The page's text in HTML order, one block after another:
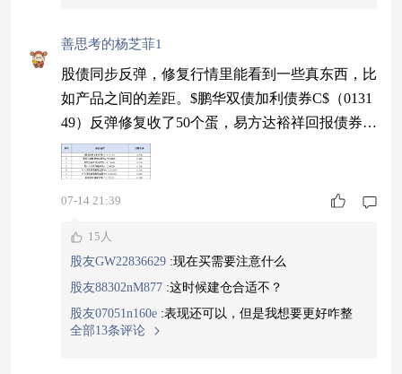
善思考的杨芝菲1
股债同步反弹，修复行情里能看到一些真东西，比
如产品之间的差距。$鹏华双债加利债券C$（0131
49）反弹修复收了50个蛋，易方达裕祥回报债券C
（017420）收了32个蛋，光大保德信增利收益债券
C（360009）收了21个蛋。差距一看就懂：同样修
复，它多给这一手，这一手就是双债策略+连涨底
的那些事！#
07-14 21:39
15人
股友GW22836629 :现在买需要注意什么
股友88302nM877 :这时候建仓合适不？
股友07051n160e :表现还可以，但是我想要更好咋整
全部13条评论